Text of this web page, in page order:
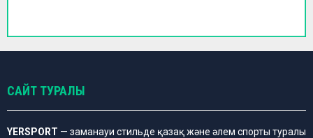
САЙТ ТУРАЛЫ
YERSPORT — заманауи стильде қазақ және әлем спорты туралы